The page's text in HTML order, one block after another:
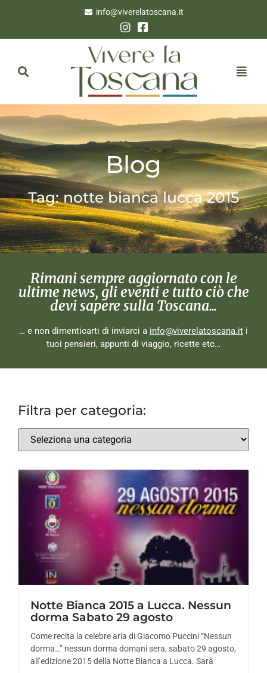
info@viverelatoscana.it
Blog
Tag: notte bianca lucca 2015
Rimani sempre aggiornato con le
ultime news, gli eventi e tutto ciò che
devi sapere sulla Toscana...
… e non dimenticarti di inviarci a info@viverelatoscana.it i
tuoi pensieri, appunti di viaggio, ricette etc…
Filtra per categoria:
Notte Bianca 2015 a Lucca. Nessun
dorma Sabato 29 agosto
Come recita la celebre aria di Giacomo Puccini “Nessun
dorma…” nessun dorma domani sera, sabato 29 agosto,
all’edizione 2015 della Notte Bianca a Lucca. Sarà